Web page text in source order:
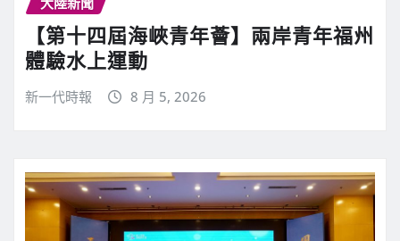
【第十四屆海峽青年薈】兩岸青年福州
體驗水上運動
新一代時報 8 月 5, 2026